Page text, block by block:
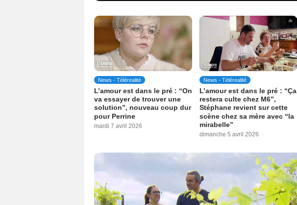
News - Télérealité
L’amour est dans le pré : “On
va essayer de trouver une
solution”, nouveau coup dur
pour Perrine
mardi 7 avril 2026
News - Télérealité
L’amour est dans le pré : “Ça
restera culte chez M6”,
Stéphane revient sur cette
scène chez sa mère avec “la
mirabelle”
dimanche 5 avril 2026